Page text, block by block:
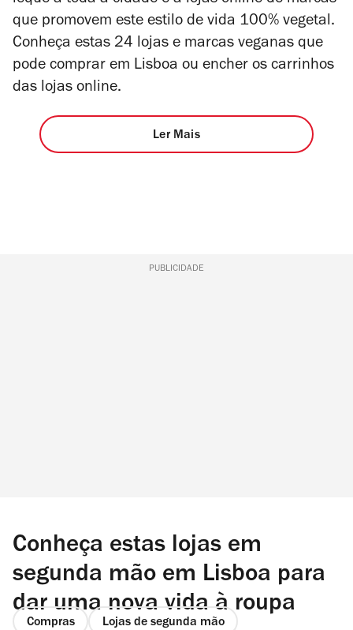
que promovem este estilo de vida 100% vegetal.
Conheça estas 24 lojas e marcas veganas que
pode comprar em Lisboa ou encher os carrinhos
das lojas online.
Ler Mais
PUBLICIDADE
Conheça estas lojas em
segunda mão em Lisboa para
dar uma nova vida à roupa
Compras Lojas de segunda mão